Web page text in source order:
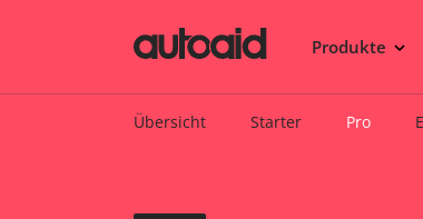
Produkte
Übersicht Starter Pro